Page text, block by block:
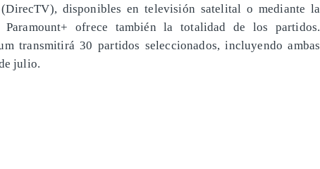
disponibles en televisión satelital o mediante la
ofrece también la totalidad de los partidos.
transmitirá 30 partidos seleccionados, incluyendo ambas
julio.